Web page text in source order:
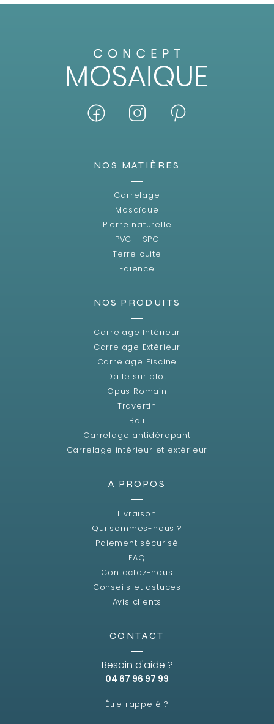
NOS MATIÈRES
Carrelage
Mosaïque
Pierre naturelle
PVC - SPC
Terre cuite
Faïence
NOS PRODUITS
Carrelage Intérieur
Carrelage Extérieur
Carrelage Piscine
Dalle sur plot
Opus Romain
Travertin
Bali
Carrelage antidérapant
Carrelage intérieur et extérieur
A PROPOS
Livraison
Qui sommes-nous ?
Paiement sécurisé
FAQ
Contactez-nous
Conseils et astuces
Avis clients
CONTACT
Besoin d'aide ?
04 67 96 97 99
Être rappelé ?